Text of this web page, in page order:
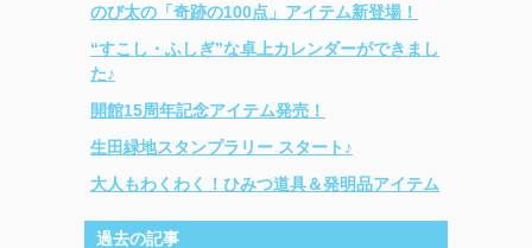
のび太の「奇跡の100点」アイテム新登場！
“すこし・ふしぎ”な卓上カレンダーができまし
た♪
開館15周年記念アイテム発売！
生田緑地スタンプラリー スタート♪
大人もわくわく！ひみつ道具＆発明品アイテム
過去の記事